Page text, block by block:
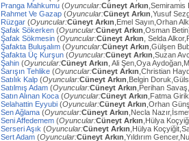
Pranga Mahkumu (Oyuncular:Cüneyt Arkın
Rahmet Ve Gazap (Oyuncular:Cüneyt Arkın ,Yusuf
Rüzgar (Oyuncular:Cüneyt Arkın ,Emel Sayın,Orhan
Şafak Sökerken (Oyuncular:Cüneyt Arkın ,Osman
Şafak Sökmesin (Oyuncular:Cüneyt Arkın , Selda
Şafakta Buluşalım (Oyuncular:Cüneyt Arkın ,Gülşen
Şafakta Üç Kurşun (Oyuncular:Cüneyt Arkın ,Suzan
Şahin (Oyuncular:Cüneyt Arkın , Ali Şen,Oya
Sarışın Tehlike (Oyuncular:Cüneyt Arkın ,Christian
Satılık Kalp (Oyuncular:Cüneyt Arkın ,Belgin
Satılmış Adam (Oyuncular:Cüneyt Arkın ,Perihan
Satın Alınan Koca (Oyuncular:Cüneyt Arkın ,Fatma
Selahattin Eyyubi (Oyuncular:Cüneyt Arkın ,Orhan
Sen Ağlama (Oyuncular:Cüneyt Arkın ,Necla
Seni Affedemem (Oyuncular:Cüneyt Arkın ,Hülya
Serseri Aşık (Oyuncular:Cüneyt Arkın ,Hülya
Sert Adam (Oyuncular:Cüneyt Arkın ,Yıldırım